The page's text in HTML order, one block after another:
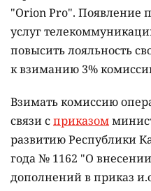
"Orion Pro". Появление
услуг
повысить лояльность
к взиманию 3%
Взимать комиссию
связи сприказом
развитию Республики
года № 1162 "О
дополнений в приказ